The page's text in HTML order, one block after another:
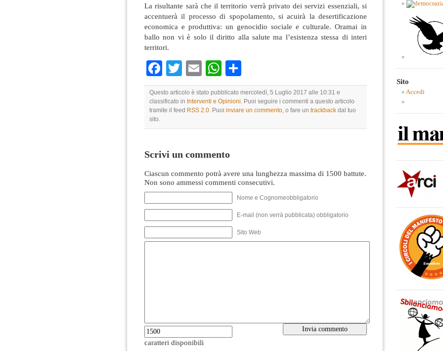
La risultante sarà che il territorio verrà privato dei servizi essenziali, si
accentuerà il processo di spopolamento, si acuirà la desertificazione
economica e produttiva: un genocidio sociale e culturale. Oramai in
ballo non vi è solo il diritto alla salute ma l’esistenza stessa di interi
territori.
Facebook
Twitter
EmailWhatsApp
Questo articolo è stato pubblicato mercoledì, 5 Luglio 2017 alle 10:31 e
classificato in Interventi e Opinioni . Puoi seguire i commenti a questo articolo
tramite il feed RSS 2.0 . Puoi inviare un commento , o fare un trackback dal tuo
sito.
Scrivi un commento
Ciascun commento potrà avere una lunghezza massima di 1500 battute.
Non sono ammessi commenti consecutivi.
Nome e Cognomeobbligatorio
E-mail (non verrà pubblicata) obbligatorio
Sito Web
caratteri disponibili
Sito
Accedi